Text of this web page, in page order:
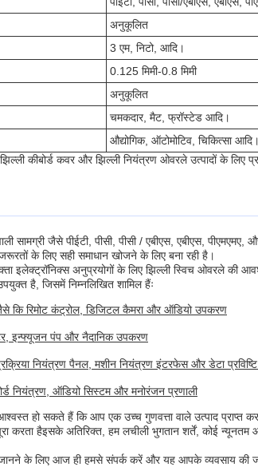
अनुकूलित
3 एम, निटो, आदि।
0.125 मिमी-0.8 मिमी
अनुकूलित
चमकदार, मैट, फ्रॉस्टेड आदि।
औद्योगिक, ऑटोमोटिव, चिकित्सा आदि।
कीबोर्ड कवर और झिल्ली नियंत्रण ओवरले उत्पादों के लिए
सामग्री जैसे पीईटी, पीसी, पीसी / एबीएस, एबीएस,
के लिए सही समाधान खोजने के लिए बना रही है।
इलेक्ट्रॉनिक्स अनुप्रयोगों के लिए झिल्ली स्विच ओवरले
है, जिसमें निम्नलिखित शामिल हैंः
कि रिमोट कंट्रोल, डिजिटल कैमरा और ऑडियो उपकरण
इन्फ्यूजन पंप और नैदानिक उपकरण
नियंत्रण पैनल, मशीन नियंत्रण इंटरफेस और डेटा प्रविष्टि
नियंत्रण, ऑडियो सिस्टम और मनोरंजन प्रणाली
हो सकते हैं कि आप एक उच्च गुणवत्ता वाले उत्पाद प्राप्त
करता हैइसके अतिरिक्त, हम लचीली भुगतान शर्तें, कोई
के लिए आज ही हमसे संपर्क करें और यह आपके व्यवसाय